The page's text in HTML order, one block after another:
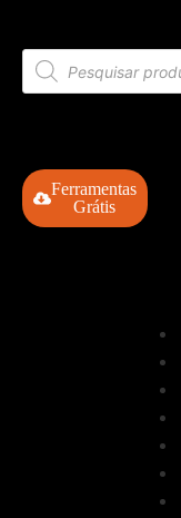
Ferramentas
Grátis